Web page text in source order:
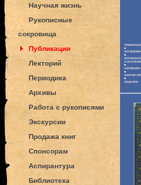
Научная жизнь
Рукописные
сокровища
Публикации
Лекторий
Периодика
Архивы
Работа с рукописями
Экскурсии
Продажа книг
Спонсорам
Аспирантура
Библиотека